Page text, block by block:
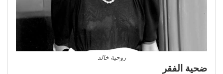
روحية خالد
ضحية الفقر